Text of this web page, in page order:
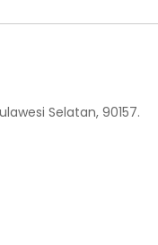
Selatan, 90157.